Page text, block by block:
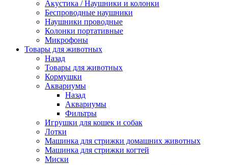
Акустика / Наушники и колонки
Беспроводные наушники
Наушники проводные
Колонки портативные
Микрофоны
Товары для животных
Назад
Товары для животных
Кормушки
Аквариумы
Назад
Аквариумы
Фильтры
Игрушки для кошек и собак
Лотки
Машинка для стрижки домашних животных
Машинка для стрижки когтей
Миски